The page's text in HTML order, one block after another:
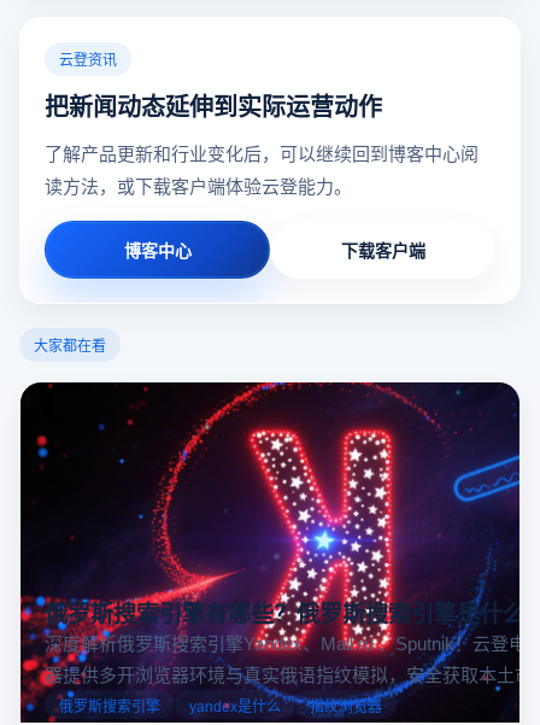
云登资讯
把新闻动态延伸到实际运营动作
了解产品更新和行业变化后，可以继续回到博客中心阅
读方法，或下载客户端体验云登能力。
博客中心 下载客户端
大家都在看
俄罗斯搜索引擎有哪些？俄罗斯搜索引擎是什么
深度解析俄罗斯搜索引擎Yandex、Mail.ru 、Sputnik！云登电
器提供多开浏览器环境与真实俄语指纹模拟，安全获取本土市
据，助力跨境电商精准决策。
俄罗斯搜索引擎 yandex是什么 指纹浏览器